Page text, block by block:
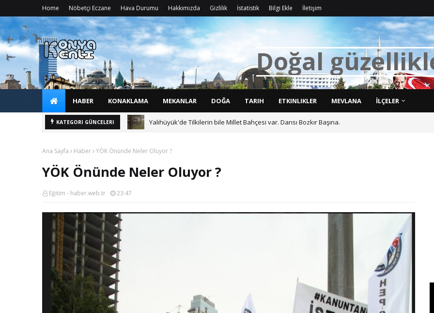
Home Nöbetçi Eczane Hava Durumu Hakkımızda Gizlilik İstatistik Bilgi Ekle İletişim
D
HABER KONAKLAMA MEKANLAR DOĞA TARIH ETKINLIKLER MEVLANA İLÇELER
KATEGORI GÜNCELERI Yalıhüyük'de Tilkilerin bile Millet Bahçesi var. Darısı Bozkır Başına.
Ana Sayfa Haber YÖK Önünde Neler Oluyor ?
YÖK Önünde Neler Oluyor ?
Eğitim - haber.web.tr 23:47